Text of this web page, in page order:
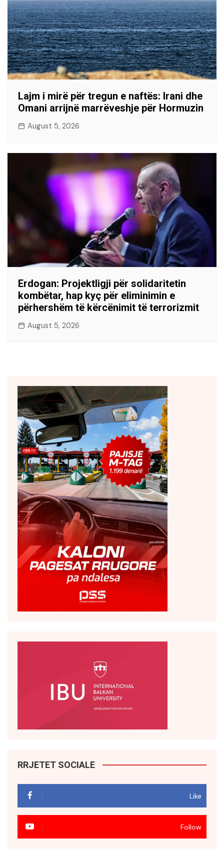
Lajm i mirë për tregun e naftës: Irani dhe
Omani arrijnë marrëveshje për Hormuzin
August 5, 2026
Erdogan: Projektligji për solidaritetin
kombëtar, hap kyç për eliminimin e
përhershëm të kërcënimit të terrorizmit
August 5, 2026
RRJETET SOCIALE
Like
Follow